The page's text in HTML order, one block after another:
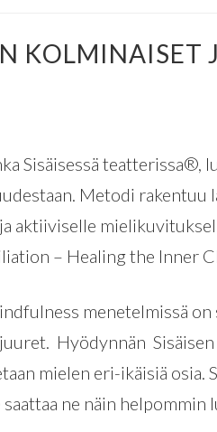
KOLMINAISET
Sisäisessä teatterissa®,
Metodi rakentuu
aktiiviselle
– Healing the Inner
menetelmissä
Hyödynnän
mielen eri-ikäisiä osia.
ne näin helpommin